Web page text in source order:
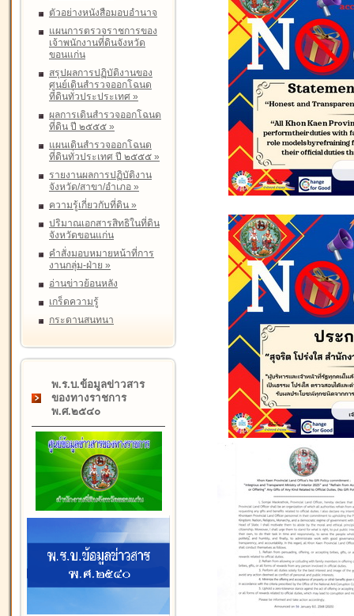
ตัวอย่างหนังสือมอบอำนาจ
แผนการตรวจราชการของ
เจ้าพนักงานที่ดินจังหวัด
ขอนแก่น
สรุปผลการปฏิบัติงานของ
ศูนย์เดินสำรวจออกโฉนด
ที่ดินทั่วประประเทศ »
ผลการเดินสำรวจออกโฉนด
ที่ดิน ปี ๒๕๕๕ »
แผนเดินสำรวจออกโฉนด
ที่ดินทั่วประเทศ ปี ๒๕๕๕ »
รายงานผลการปฏิบัติงาน
จังหวัด/สาขา/อำเภอ »
ความรู้เกี่ยวกับที่ดิน »
ปริมาณเอกสารสิทธิในที่ดิน
จังหวัดขอนแก่น
คำสั่งมอบหมายหน้าที่การ
งานกลุ่ม-ฝ่าย »
อ่านข่าวย้อนหลัง
เกร็ดความรู้
กระดานสนทนา
พ.ร.บ.ข้อมูลข่าวสาร
ของทางราชการ
พ.ศ.๒๕๔๐